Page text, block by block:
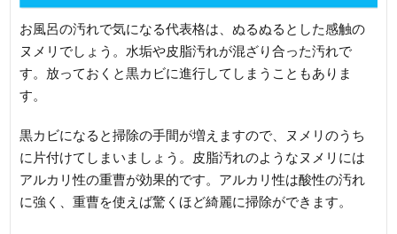
お風呂の汚れで気になる代表格は、ぬるぬるとした感触の
ヌメリでしょう。水垢や皮脂汚れが混ざり合った汚れで
す。放っておくと黒カビに進行してしまうこともありま
す。
黒カビになると掃除の手間が増えますので、ヌメリのうち
に片付けてしまいましょう。皮脂汚れのようなヌメリには
アルカリ性の重曹が効果的です。アルカリ性は酸性の汚れ
に強く、重曹を使えば驚くほど綺麗に掃除ができます。